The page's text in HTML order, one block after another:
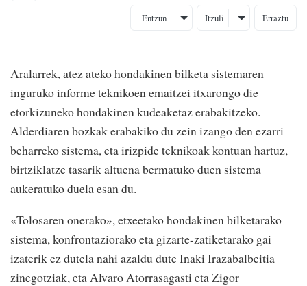
Entzun Itzuli Erraztu
Aralarrek, atez ateko hondakinen bilketa sistemaren
inguruko informe teknikoen emaitzei itxarongo die
etorkizuneko hondakinen kudeaketaz erabakitzeko.
Alderdiaren bozkak erabakiko du zein izango den ezarri
beharreko sistema, eta irizpide teknikoak kontuan hartuz,
birtziklatze tasarik altuena bermatuko duen sistema
aukeratuko duela esan du.
«Tolosaren onerako», etxeetako hondakinen bilketarako
sistema, konfrontaziorako eta gizarte-zatiketarako gai
izaterik ez dutela nahi azaldu dute Inaki Irazabalbeitia
zinegotziak, eta Alvaro Atorrasagasti eta Zigor